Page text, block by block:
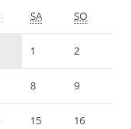
SA SO
1 2
8 9
15 16